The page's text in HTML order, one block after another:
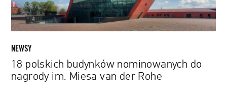
van
der
Rohe
NEWSY
18 polskich budynków nominowanych do
nagrody im. Miesa van der Rohe